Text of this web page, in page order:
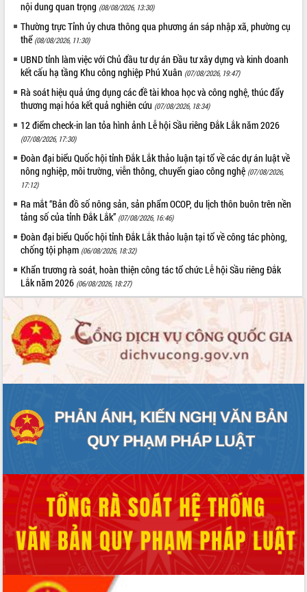
Chương trình “Gặp gỡ hữu nghị –
Friendship Meeting New Year 2026”
Bầu cử Quốc hội và HĐND: Cử tri Đắk
phiếu
Đắk Lắk sẵn sàng các điều kiện cho
Ngày hội bầu cử đại biểu Quốc hội
khóa XVI và HĐND các cấp nhiệm kỳ
2026-2031
Đảm bảo cuộc bầu cử đại biểu Quốc
hội và đại biểu HĐND các cấp diễn ra
an toàn, hiệu quả, đúng quy định
Thủ tướng Chính phủ Phạm Minh Chính
kiểm tra, chỉ đạo hoàn thành các dự
án cao tốc và thăm khu tái định cư tại
Đắk Lắk
Sôi nổi Hội đua ngựa truyền thống Gò
Thì Thùng mừng Xuân Bính Ngọ 2026
Lãnh đạo tỉnh dâng hương tưởng niệm
tại Đập Đồng Cam đầu Xuân Bính Ngọ
Ngành nông nghiệp phấn đấu tăng
trưởng đạt 5,86% trong năm 2026
UBND tỉnh Đắk Lắk triển khai công tác
quốc phòng, quân sự địa phương năm
2026
Đoàn thanh tra EC
Chủ tịch UBND tỉnh Tạ Anh Tuấn thăm,
chúc mừng các bệnh viện nhân Ngày
nước Đà Nông lần thứ I năm 2026
Kỳ họp Chuyên đề lần thứ Năm, HĐND
tỉnh Đắk Lắk thông qua các nghị quyết
quan trọng
Thống nhất danh sách giới thiệu ứng
cử đại biểu Quốc hội khoá XVI và đại
biểu HĐND tỉnh Đắk Lắk, nhiệm kỳ
2026-2031
nội dung quan trọng (08/08/2026, 13:30)
Thường trực Tỉnh ủy chưa thông qua phương án sáp nhập xã, phường cụ
thể (08/08/2026, 11:30)
UBND tỉnh làm việc với Chủ đầu tư dự án Đầu tư xây dựng và kinh doanh
kết cấu hạ tầng Khu công nghiệp Phú Xuân (07/08/2026, 19:47)
Rà soát hiệu quả ứng dụng các đề tài khoa học và công nghệ, thúc đẩy
thương mại hóa kết quả nghiên cứu (07/08/2026, 18:34)
12 điểm check-in lan tỏa hình ảnh Lễ hội Sầu riêng Đắk Lắk năm 2026
(07/08/2026, 17:30)
Đoàn đại biểu Quốc hội tỉnh Đắk Lắk thảo luận tại tổ về các dự án luật về
nông nghiệp, môi trường, viễn thông, chuyển giao công nghệ (07/08/2026,
17:12)
Ra mắt “Bản đồ số nông sản, sản phẩm OCOP, du lịch thôn buôn trên nền
tảng số của tỉnh Đắk Lắk” (07/08/2026, 16:46)
Đoàn đại biểu Quốc hội tỉnh Đắk Lắk thảo luận tại tổ về công tác phòng,
chống tội phạm (06/08/2026, 18:32)
Khẩn trương rà soát, hoàn thiện công tác tổ chức Lễ hội Sầu riêng Đắk
Lắk năm 2026 (06/08/2026, 18:27)